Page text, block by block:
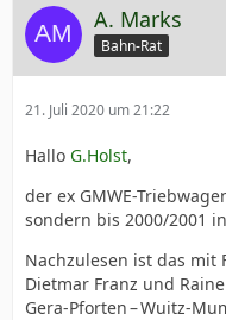
A. Marks
Bahn-Rat
21. Juli 2020 um 21:22
Hallo G.Holst,
der ex GMWE-
sondern bis 2000/2001
Nachzulesen ist das mit
Dietmar Franz und
Gera-Pforten – Wuitz-